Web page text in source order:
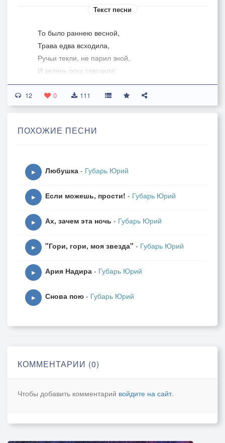
Текст песни
То было раннею весной,
Трава едва всходила,
Ручьи текли, не парил зной,
И зелень рощ сквозила;
Труба пастушья поутру
Ещё не пела звонко,
Был папоротник тонкий.
В тени берёз то было,
Ты очи опустила.
То на любовь мою в ответ
О жизнь! о лес! о солнца свет!
На лик твой глядя милый,—
О счастие! о слёзы!
О лес! о жизнь! о солнца свет!
12 0 111
ПОХОЖИЕ ПЕСНИ
▶ Любушка - Губарь Юрий
▶ Если можешь, прости! - Губарь Юрий
▶ Ах, зачем эта ночь - Губарь Юрий
▶ "Гори, гори, моя звезда" - Губарь Юрий
▶ Ария Надира - Губарь Юрий
▶ Снова пою - Губарь Юрий
КОММЕНТАРИИ (0)
Чтобы добавить комментарий войдите на сайт.